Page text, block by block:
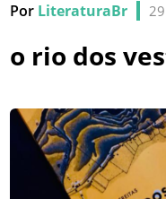
Por LiteraturaBr
o rio dos